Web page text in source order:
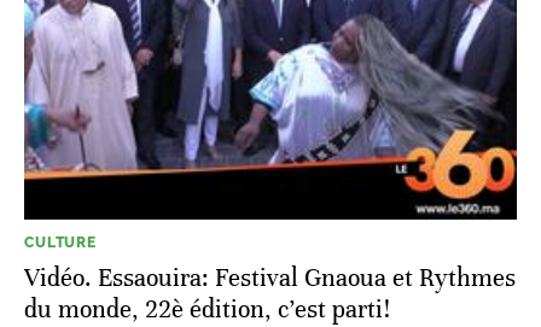
CULTURE
Vidéo. Essaouira: Festival Gnaoua et Rythmes
du monde, 22è édition, c’est parti!